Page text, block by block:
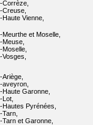
Corrèze,
Creuse,
Haute Vienne,
Meurthe et Moselle,
Meuse,
Moselle,
Vosges,
Ariège,
aveyron,
Haute Garonne,
Lot,
Hautes Pyrénées,
Tarn,
Tarn et Garonne,